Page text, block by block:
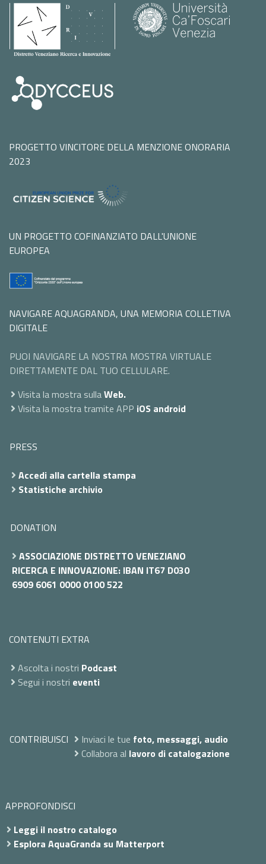
PROGETTO VINCITORE DELLA MENZIONE ONORARIA
2023
UN PROGETTO COFINANZIATO DALL'UNIONE
EUROPEA
NAVIGARE AQUAGRANDA, UNA MEMORIA COLLETIVA
DIGITALE
PUOI NAVIGARE LA NOSTRA MOSTRA VIRTUALE
DIRETTAMENTE DAL TUO CELLULARE.
Visita la mostra sullaWeb.
Visita la mostra tramite APP iOS android
PRESS
Accedi alla cartella stampa
Statistiche archivio
DONATION
ASSOCIAZIONE DISTRETTO VENEZIANO
RICERCA E INNOVAZIONE: IBAN IT67 D030
6909 6061 0000 0100 522
CONTENUTI EXTRA
Ascolta i nostri Podcast
Segui i nostri eventi
CONTRIBUISCI Inviaci le tue foto, messaggi, audio
Collabora al lavoro di catalogazione
APPROFONDISCI
Leggi il nostro catalogo
Esplora AquaGranda su Matterport